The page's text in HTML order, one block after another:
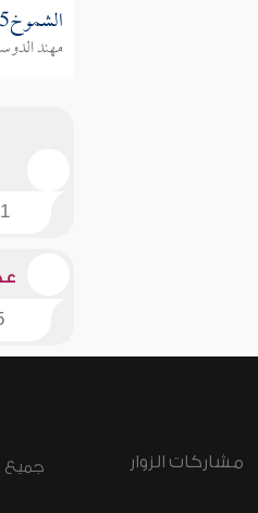
الشموخ5
مهند
مشاركات الزوار